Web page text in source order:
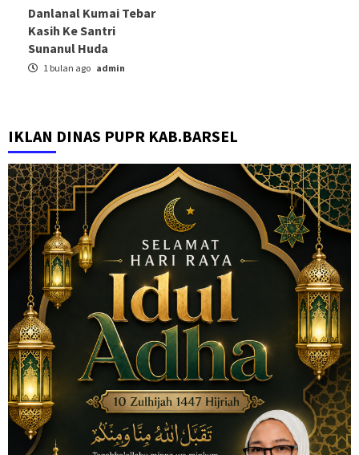
Danlanal Kumai Tebar
Kasih Ke Santri
Sunanul Huda
1 bulan ago admin
IKLAN DINAS PUPR KAB.BARSEL